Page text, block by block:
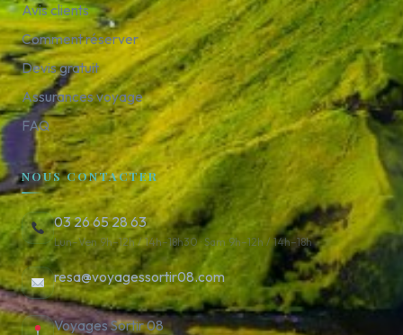
Avis clients
Comment réserver
Devis gratuit
Assurances voyage
FAQ
NOUS CONTACTER
03 26 65 28 63
Lun–Ven 9h–12h / 14h–18h30 · Sam 9h–12h / 14h–18h
resa@voyagessortir08.com
Voyages Sortir 08